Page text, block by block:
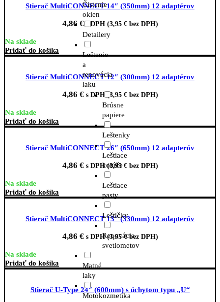
Čistenie
okien
Detailery
Leštenie
a
renovácia
laku
Brúsne
papiere
Leštenky
Leštiace
kotúče
Leštiace
pasty
Leštičky
Renovácia
svetlometov
Matné
laky
Motokozmetika
Stierač MultiCONNECT 14″ (350mm) 12 adaptérov
4,86 € s DPH (3,95 €bez DPH)
Na sklade
Pridať do košíka
Stierač MultiCONNECT 12″ (300mm) 12 adaptérov
4,86 € s DPH ( 3,95 €bez DPH)
Na sklade
Pridať do košíka
Stierač MultiCONNECT 26″ (650mm) 12 adapteróv
4,86 € s DPH (3,95€bez DPH)
Na sklade
Pridať do košíka
Stierač MultiCONNECT 13″ (330mm) 12 adapteróv
4,86 € s DPH (3,95€bez DPH)
Na sklade
Pridať do košíka
Stierač U-Type 24″ (600mm) s úchytom typu „U“